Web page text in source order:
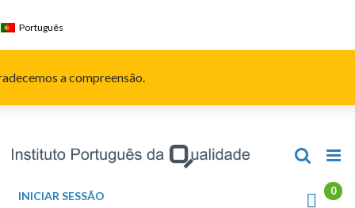
to
Português
a compreensão.
INICIAR SESSÃO